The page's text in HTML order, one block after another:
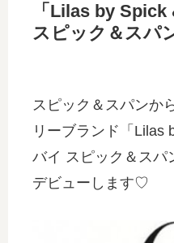
「Lilas by
スピック＆スパ
スピック＆スパンか
リーブランド「Lilas
バイ スピック＆スパ
デビューします♡